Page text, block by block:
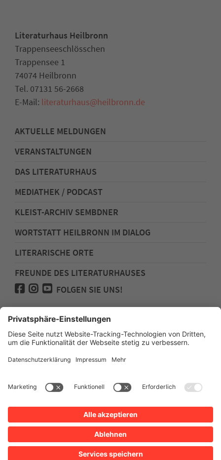
Literaturhaus Heilbronn
Trappenseeschlösschen
Trappensee 1
74074 Heilbronn
Tel. 07131 56-2668
E-Mail: literaturhaus@heilbronn.de
AKTUELLE MELDUNGEN
VERANSTALTUNGEN
DAS LITERATURHAUS
MEDIATHEK / PODCAST
KLEIST-ARCHIV SEMBDNER
WORTSTATT HEILBRONN IM DIALOG
LITERARISCHE ORTE
FREUNDE DES LITERATURHAUSES
FOLGEN SIE UNS!
Impressum
Anfahrt
Datenschutz
Barrierefreiheit
Literaturhauses